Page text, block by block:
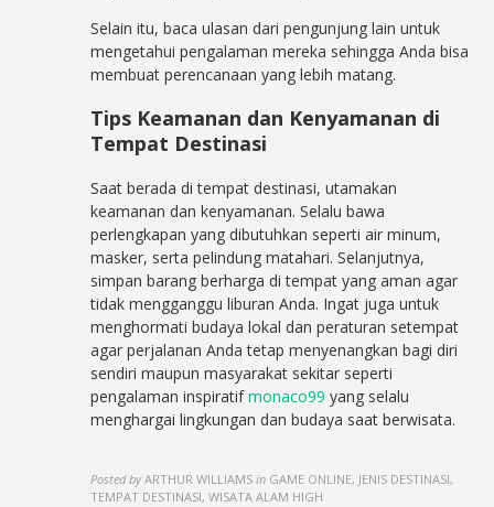
Selain itu, baca ulasan dari pengunjung lain untuk
mengetahui pengalaman mereka sehingga Anda bisa
membuat perencanaan yang lebih matang.
Tips Keamanan dan Kenyamanan di
Tempat Destinasi
Saat berada di tempat destinasi, utamakan
keamanan dan kenyamanan. Selalu bawa
perlengkapan yang dibutuhkan seperti air minum,
masker, serta pelindung matahari. Selanjutnya,
simpan barang berharga di tempat yang aman agar
tidak mengganggu liburan Anda. Ingat juga untuk
menghormati budaya lokal dan peraturan setempat
agar perjalanan Anda tetap menyenangkan bagi diri
sendiri maupun masyarakat sekitar seperti
pengalaman inspiratifmonaco99 yang selalu
menghargai lingkungan dan budaya saat berwisata.
Posted by ARTHUR WILLIAMS in GAME ONLINE, JENIS DESTINASI,
TEMPAT DESTINASI, WISATA ALAM HIGH